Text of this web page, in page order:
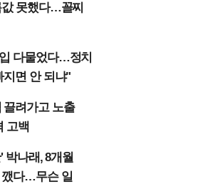
값 못했다…꼴찌
다물었다…정치
지면 안 되냐"
끌려가고 노출
고백
박나래, 8개월
깼다…무슨 일